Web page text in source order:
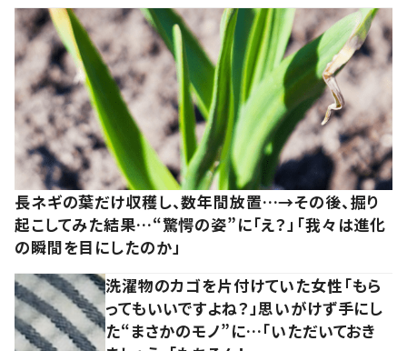
長ネギの葉だけ収穫し、数年間放置…→その後、掘り
起こしてみた結果…“驚愕の姿”に「え？」「我々は進化
の瞬間を目にしたのか」
洗濯物のカゴを片付けていた女性「もら
ってもいいですよね？」思いがけず手にし
た“まさかのモノ”に…「いただいておき